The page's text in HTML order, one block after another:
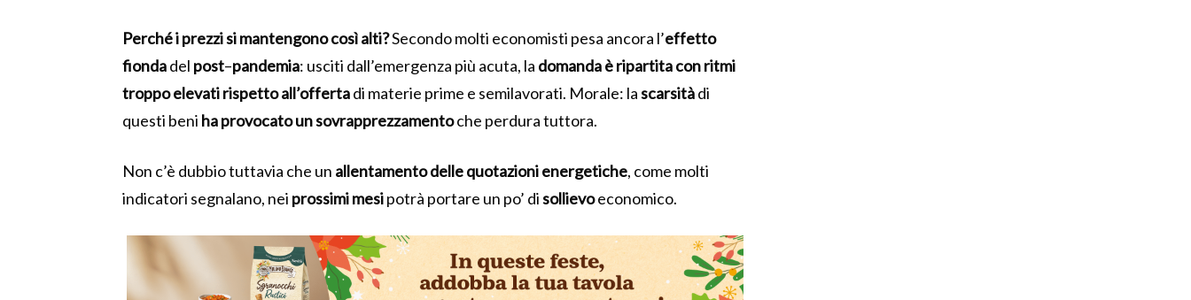
Perché i prezzi si mantengono così alti?Secondo molti economisti pesa ancora l’effetto
fiondadel post–pandemia: usciti dall’emergenza più acuta, la domanda è ripartita con ritmi
troppo elevati rispetto all’offertadi materie prime e semilavorati. Morale: lascarsitàdi
questi beni ha provocato un sovrapprezzamentoche perdura tuttora.
Non c’è dubbio tuttavia che un allentamento delle quotazioni energetiche, come molti
indicatori segnalano, nei prossimimesipotrà portare un po’ disollievoeconomico.